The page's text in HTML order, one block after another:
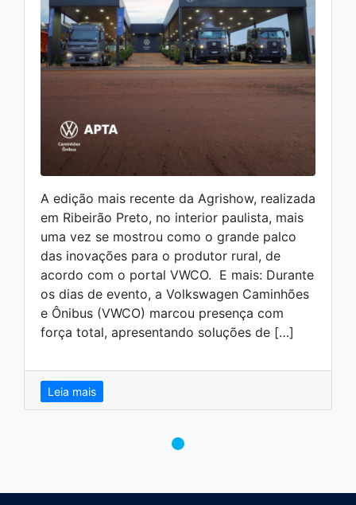
A edição mais recente da Agrishow, realizada
em Ribeirão Preto, no interior paulista, mais
uma vez se mostrou como o grande palco
das inovações para o produtor rural, de
acordo com o portal VWCO. E mais: Durante
os dias de evento, a Volkswagen Caminhões
e Ônibus (VWCO) marcou presença com
força total, apresentando soluções de […]
Leia mais